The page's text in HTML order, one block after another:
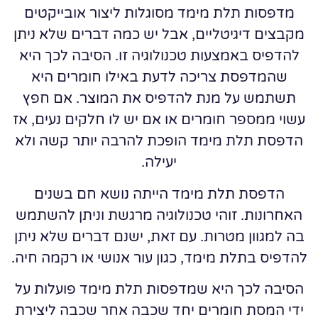
מדפסות תלת מימד מסוגלות ליצור אובייקטים
מקבצים דיגיטליים, אבל יש כמה דברים שלא ניתן
להדפיס באמצעות טכנולוגיה זו. הסיבה לכך היא
שהמדפסת צריכה לדעת באילו חומרים היא
תשתמש על מנת להדפיס את המוצר. אם חפץ
עשוי ממספר חומרים או אם יש לו חלקים נעים, אז
הדפסת תלת מימד הופכת להרבה יותר קשה ולא
יעילה.
הדפסת תלת מימד הייתה נושא חם בשנים
האחרונות. זוהי טכנולוגיה מרגשת וניתן להשתמש
בה למגוון מטרות. עם זאת, ישנם דברים שלא ניתן
להדפיס בתלת מימד, כגון עור אנושי או רקמה חיה.
הסיבה לכך היא שמדפסות תלת מימד פועלות על
ידי המסת חומרים יחד שכבה אחר שכבה ליצירת